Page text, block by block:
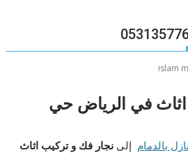
islam
في الرياض حي
بالدمام إلىنجار فك و تركيب اثاث